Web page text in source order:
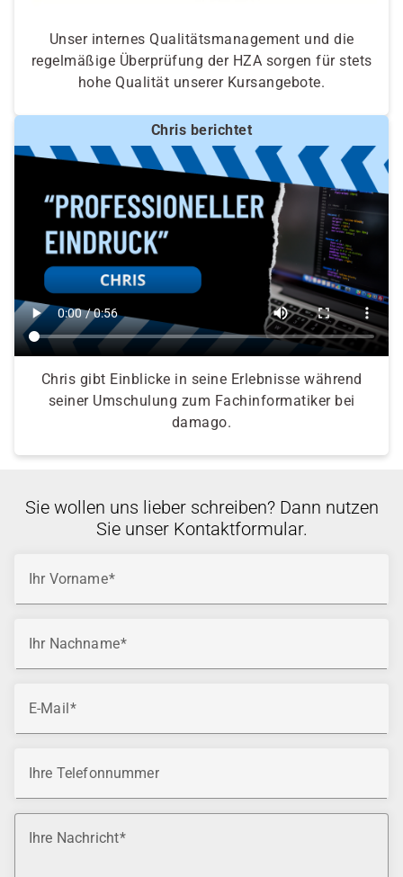
Unser internes Qualitätsmanagement und die
regelmäßige Überprüfung der HZA sorgen für stets
hohe Qualität unserer Kursangebote.
Chris berichtet
Chris gibt Einblicke in seine Erlebnisse während
seiner Umschulung zum Fachinformatiker bei
damago.
Sie wollen uns lieber schreiben? Dann nutzen
Sie unser Kontaktformular.
Ihr Vorname
Ihr Nachname
E-Mail
Ihre Telefonnummer
Ihre Nachricht